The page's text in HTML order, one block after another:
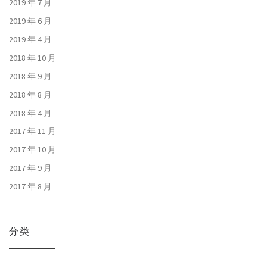
2019 年 7 月
2019 年 6 月
2019 年 4 月
2018 年 10 月
2018 年 9 月
2018 年 8 月
2018 年 4 月
2017 年 11 月
2017 年 10 月
2017 年 9 月
2017 年 8 月
分类